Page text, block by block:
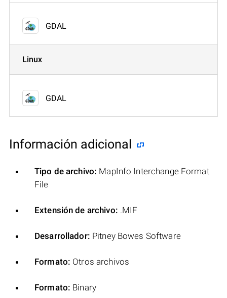
GDAL
Linux
GDAL
Información adicional
Tipo de archivo: MapInfo Interchange Format
File
Extensión de archivo: .MIF
Desarrollador: Pitney Bowes Software
Formato: Otros archivos
Formato: Binary